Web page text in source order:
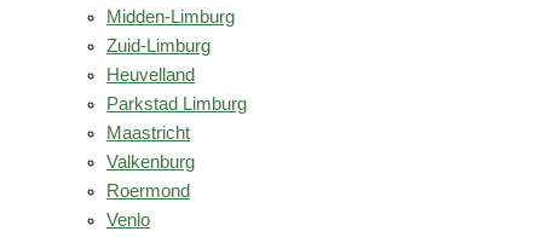
Midden-Limburg
Zuid-Limburg
Heuvelland
Parkstad Limburg
Maastricht
Valkenburg
Roermond
Venlo